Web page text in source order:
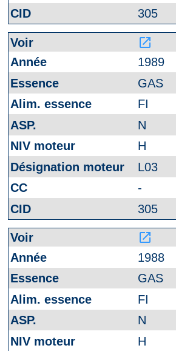
305
launch
1989
GAS
FI
N
H
L03
-
305
launch
1988
GAS
FI
N
H